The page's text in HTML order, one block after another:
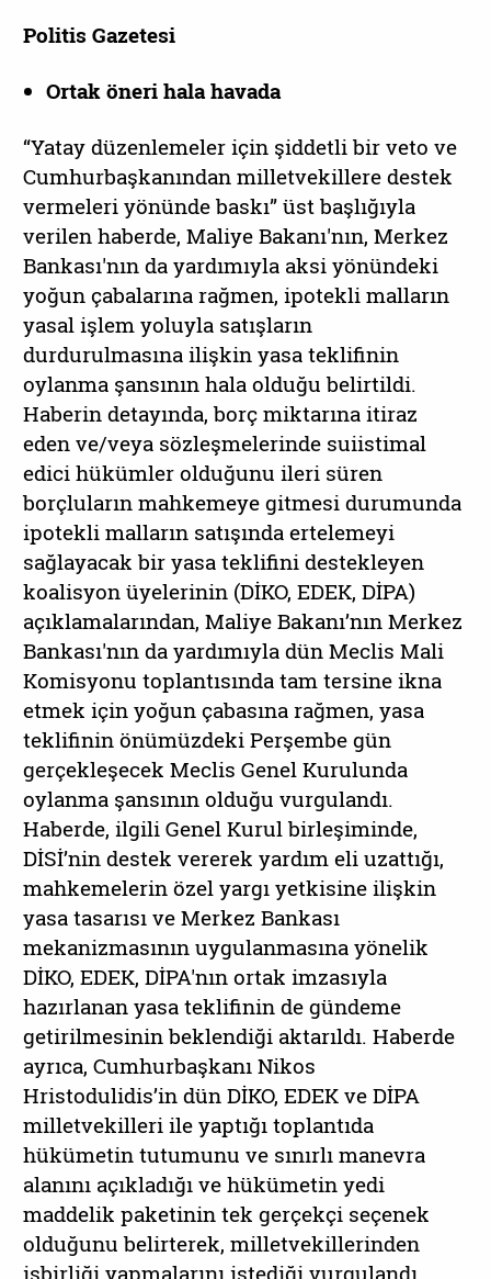
Politis Gazetesi
Ortak öneri hala havada
“Yatay düzenlemeler için şiddetli bir veto ve
Cumhurbaşkanından milletvekillere destek
vermeleri yönünde baskı” üst başlığıyla
verilen haberde, Maliye Bakanı'nın, Merkez
Bankası'nın da yardımıyla aksi yönündeki
yoğun çabalarına rağmen, ipotekli malların
yasal işlem yoluyla satışların
durdurulmasına ilişkin yasa teklifinin
oylanma şansının hala olduğu belirtildi.
Haberin detayında, borç miktarına itiraz
eden ve/veya sözleşmelerinde suiistimal
edici hükümler olduğunu ileri süren
borçluların mahkemeye gitmesi durumunda
ipotekli malların satışında ertelemeyi
sağlayacak bir yasa teklifini destekleyen
koalisyon üyelerinin (DİKO, EDEK, DİPA)
açıklamalarından, Maliye Bakanı’nın Merkez
Bankası'nın da yardımıyla dün Meclis Mali
Komisyonu toplantısında tam tersine ikna
etmek için yoğun çabasına rağmen, yasa
teklifinin önümüzdeki Perşembe gün
gerçekleşecek Meclis Genel Kurulunda
oylanma şansının olduğu vurgulandı.
Haberde, ilgili Genel Kurul birleşiminde,
DİSİ’nin destek vererek yardım eli uzattığı,
mahkemelerin özel yargı yetkisine ilişkin
yasa tasarısı ve Merkez Bankası
mekanizmasının uygulanmasına yönelik
DİKO, EDEK, DİPA'nın ortak imzasıyla
hazırlanan yasa teklifinin de gündeme
getirilmesinin beklendiği aktarıldı. Haberde
ayrıca, Cumhurbaşkanı Nikos
Hristodulidis’in dün DİKO, EDEK ve DİPA
milletvekilleri ile yaptığı toplantıda
hükümetin tutumunu ve sınırlı manevra
alanını açıkladığı ve hükümetin yedi
maddelik paketinin tek gerçekçi seçenek
olduğunu belirterek, milletvekillerinden